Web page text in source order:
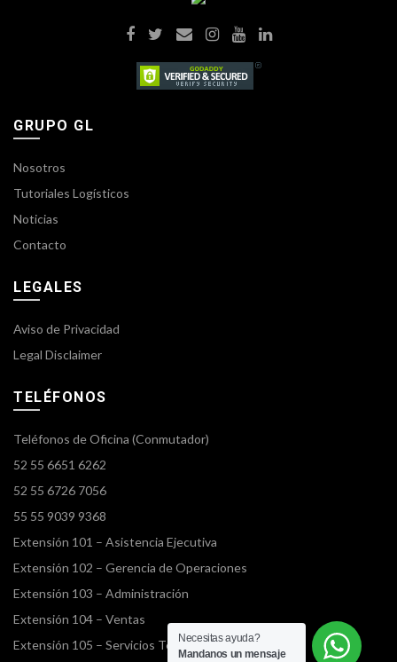
GRUPO GL
Nosotros
Tutoriales Logísticos
Noticias
Contacto
LEGALES
Aviso de Privacidad
Legal Disclaimer
TELÉFONOS
Teléfonos de Oficina (Conmutador)
52 55 6651 6262
52 55 6726 7056
55 55 9039 9368
Extensión 101 – Asistencia Ejecutiva
Extensión 102 – Gerencia de Operaciones
Extensión 103 – Administración
Extensión 104 – Ventas
Extensión 105 – Servicios TerrestresNecesitas ayuda?
Mandanos un mensaje